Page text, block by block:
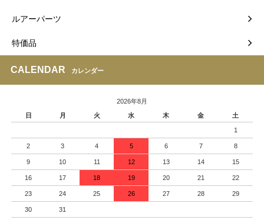
ルアーパーツ
特価品
CALENDAR カレンダー
2026年8月
日
月 火 水 木 金 土
1
2 3 4 5 6 7 8
9 10 11 12 13 14 15
16 17 18 19 20 21 22
23 24 25 26 27 28 29
30 31